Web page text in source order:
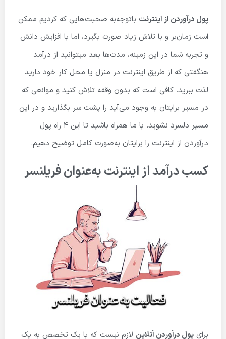
پول درآوردن از اینترنت باتوجه‌به صحبت‌هایی که کردیم ممکن
است زمان‌بر و با تلاش زیاد صورت بگیرد، اما با افزایش دانش
و تجربه شما در این زمینه، مدت‌ها بعد میتوانید از درآمد
هنگفتی که از طریق اینترنت در منزل یا محل کار خود دارید
لذت ببرید. کافی است که بدون وقفه تلاش کنید و موانعی که
در مسیر برایتان به وجود می‌آید را پشت سر بگذارید و در این
مسیر دلسرد نشوید. با ما همراه باشید تا این 4 راه پول
درآوردن از اینترنت را برایتان به‌صورت کامل توضیح دهیم.
کسب درآمد از اینترنت به‌عنوان فریلنسر
برای پول درآوردن آنلاین لازم نیست که با یک تخصص به یک